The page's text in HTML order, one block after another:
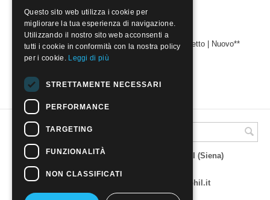
USA 1942 - Propaganda per la vittoria, 3c, violetto | Nuovo**
A.M.Phil di Andrea Mulinacci
P.za V. Emanuele 23 - 53019 VAGLIAGLI (Siena)
CCIAA di Siena REA SI 93025
Tel 0577 321001 - e-mail : info@amphil.it
Questo sito web utilizza i cookie per
migliorare la tua esperienza di navigazione.
Utilizzando il nostro sito web acconsenti a
tutti i cookie in conformità con la nostra policy
per i cookie. Leggi di più
STRETTAMENTE NECESSARI
PERFORMANCE
TARGETING
FUNZIONALITÀ
NON CLASSIFICATI